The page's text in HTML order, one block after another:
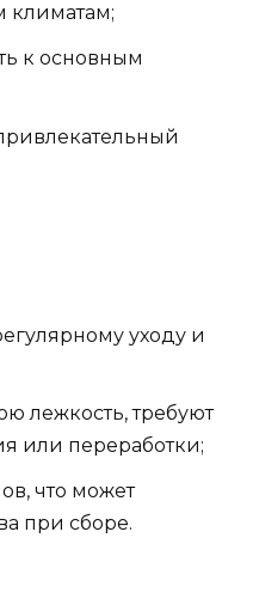
к основным
уходу и
лежкость, требуют
или переработки;
что может
при сборе.